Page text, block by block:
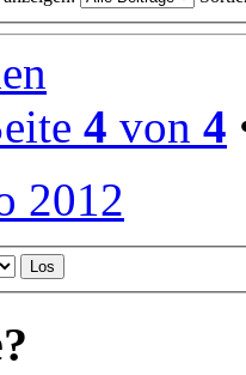
4 von 4
2012